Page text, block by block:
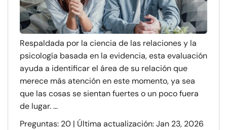
Respaldada por la ciencia de las relaciones y la
psicología basada en la evidencia, esta evaluación
ayuda a identificar el área de su relación que
merece más atención en este momento, ya sea
que las cosas se sientan fuertes o un poco fuera
de lugar. ...
Preguntas: 20 | Última actualización: Jan 23, 2026